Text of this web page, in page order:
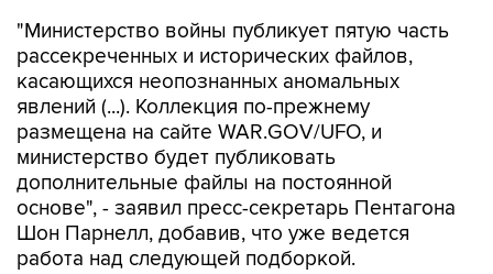
"Министерство войны публикует пятую часть
рассекреченных и исторических файлов,
касающихся неопознанных аномальных
явлений (...). Коллекция по-прежнему
размещена на сайте WAR.GOV/UFO, и
министерство будет публиковать
дополнительные файлы на постоянной
основе", - заявил пресс-секретарь Пентагона
Шон Парнелл, добавив, что уже ведется
работа над следующей подборкой.